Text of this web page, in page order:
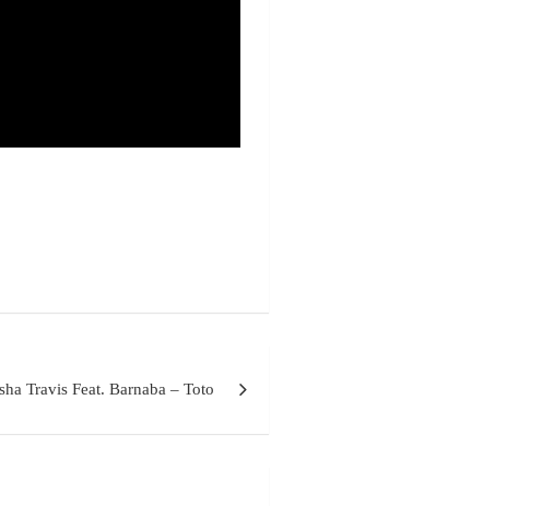
Travis Feat. Barnaba – Toto